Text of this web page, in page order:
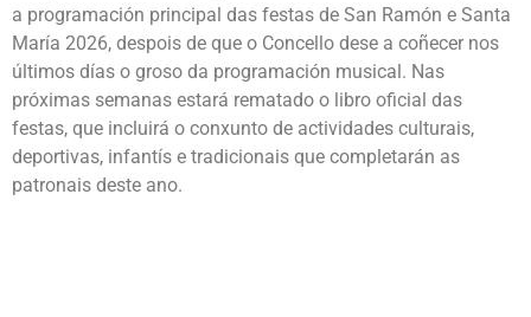
a programación principal das festas de San Ramón e Santa
María 2026, despois de que o Concello dese a coñecer nos
últimos días o groso da programación musical. Nas
próximas semanas estará rematado o libro oficial das
festas, que incluirá o conxunto de actividades culturais,
deportivas, infantís e tradicionais que completarán as
patronais deste ano.